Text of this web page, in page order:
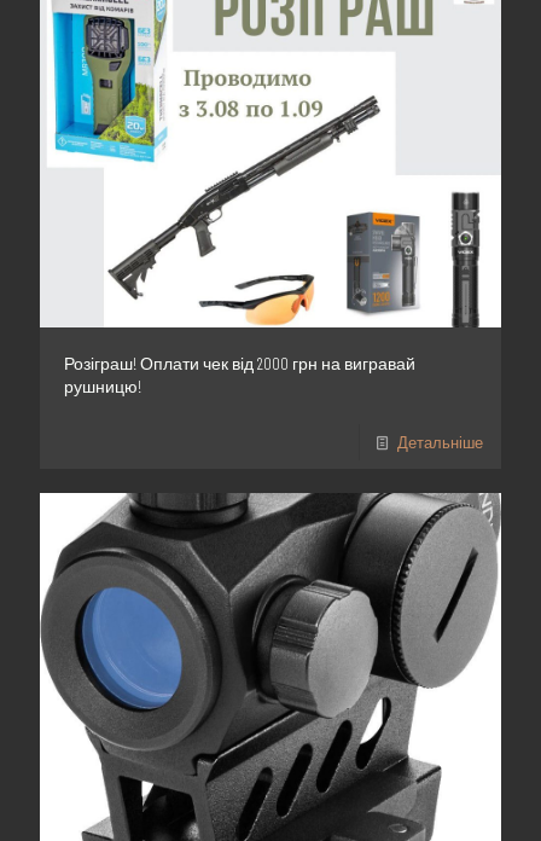
Розіграш! Оплати чек від 2000 грн на вигравай
рушницю!
Детальніше